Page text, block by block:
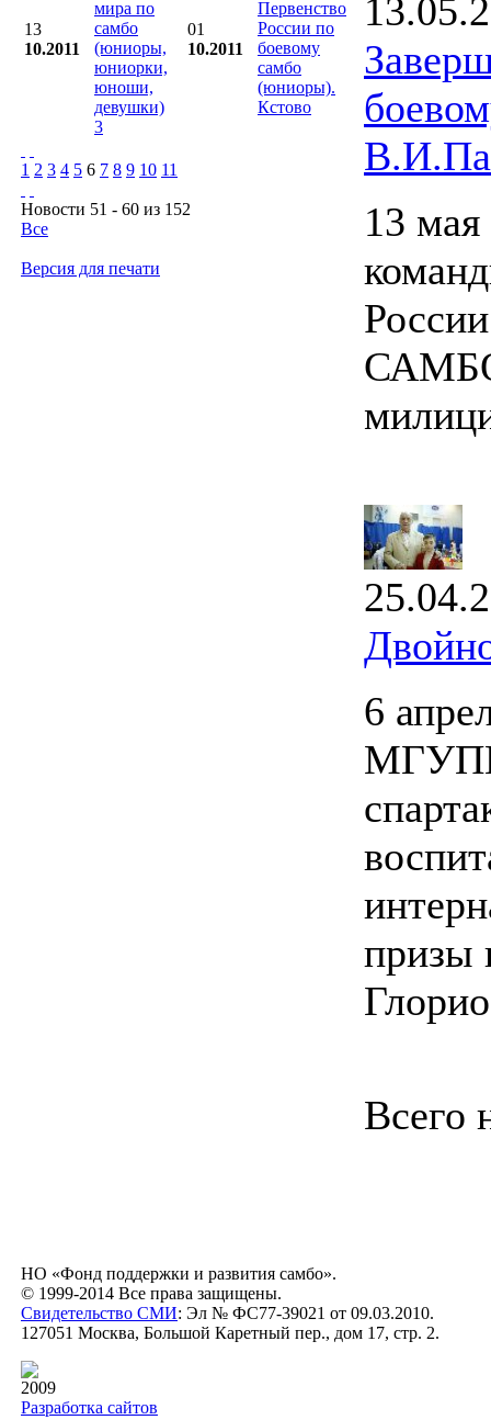
13
10.2011
мира по
самбо
(юниоры,
юниорки,
юноши,
девушки)
3
01
10.2011
Первенство
России по
боевому
самбо
(юниоры).
Кстово
1 2 3 4 5 6 7 8 9 10 11
Новости 51 - 60 из 152
Все
Версия для печати
13 мая
6
МГУПИ
призы
Всего
НО «Фонд поддержки и развития самбо».
© 1999-2014 Все права защищены.
Свидетельство СМИ: Эл № ФС77-39021 от 09.03.2010.
127051 Москва, Большой Каретный пер., дом 17, стр. 2.
2009
Разработка сайтов